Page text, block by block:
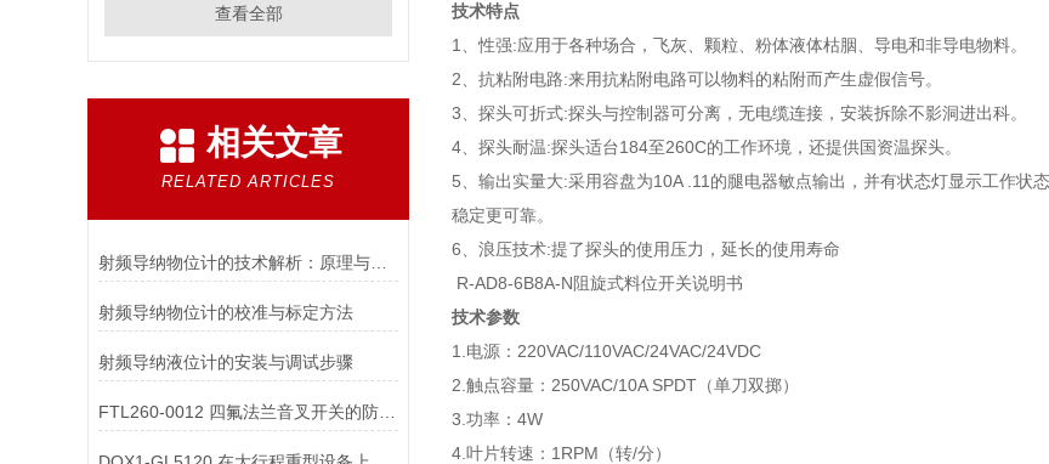
查看全部
相关文章
RELATED ARTICLES
射频导纳物位计的技术解析：原理与应用
射频导纳物位计的校准与标定方法
射频导纳液位计的安装与调试步骤
FTL260-0012 四氟法兰音叉开关的防涡流配件有何作用？
技术特点
1、性强:应用于各种场合，飞灰、颗粒、粉体液体枯胭、导电和非导电物料。
2、抗粘附电路:来用抗粘附电路可以物料的粘附而产生虚假信号。
3、探头可折式:探头与控制器可分离，无电缆连接，安装拆除不影洞进出科。
4、探头耐温:探头适台184至260C的工作环境，还提供国资温探头。
5、输出实量大:采用容盘为10A .11的腿电器敏点输出，并有状态灯显示工作
稳定更可靠。
6、浪压技术:提了探头的使用压力，延长的使用寿命
R-AD8-6B8A-N阻旋式料位开关说明书
技术参数
1.电源：220VAC/110VAC/24VAC/24VDC
2.触点容量：250VAC/10A SPDT（单刀双掷）
3.功率：4W
4.叶片转速：1RPM（转/分）